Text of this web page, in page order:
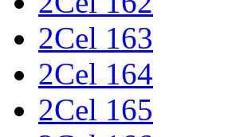
2Cel 163
2Cel 164
2Cel 165